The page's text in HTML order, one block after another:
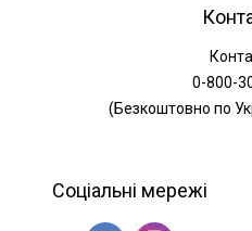
0-800-
(Безкоштовно по
Соціальні мережі